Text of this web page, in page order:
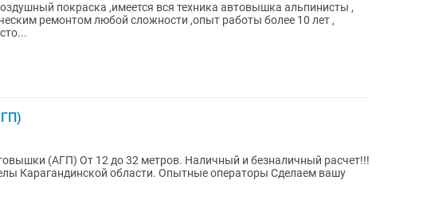
покраска ,имеется вся техника автовышка альпинисты ,
ремонтом любой сложности ,опыт работы более 10 лет ,
(АГП) От 12 до 32 метров. Наличный и безналичный расчет!!!
Карагандинской области. Опытные операторы Сделаем вашу